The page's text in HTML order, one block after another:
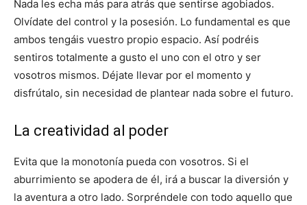
Nada les echa más para atrás que sentirse agobiados.
Olvídate del control y la posesión. Lo fundamental es que
ambos tengáis vuestro propio espacio. Así podréis
sentiros totalmente a gusto el uno con el otro y ser
vosotros mismos. Déjate llevar por el momento y
disfrútalo, sin necesidad de plantear nada sobre el futuro.
La creatividad al poder
Evita que la monotonía pueda con vosotros. Si el
aburrimiento se apodera de él, irá a buscar la diversión y
la aventura a otro lado. Sorpréndele con todo aquello que